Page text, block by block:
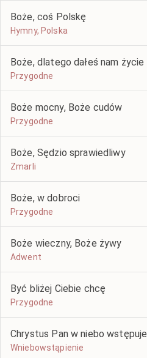
Boże, coś Polskę
Hymny, Polska
Boże, dlatego dałeś nam życie
Przygodne
Boże mocny, Boże cudów
Przygodne
Boże, Sędzio sprawiedliwy
Zmarli
Boże, w dobroci
Przygodne
Boże wieczny, Boże żywy
Adwent
Być bliżej Ciebie chcę
Przygodne
Chrystus Pan w niebo wstępuje
Wniebowstąpienie